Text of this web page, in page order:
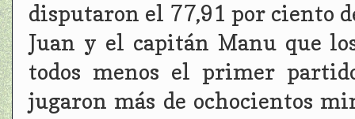
disputaron el 77,91 por ciento
Juan y el capitán Manu que
todos menos el primer
jugaron más de ochocientos